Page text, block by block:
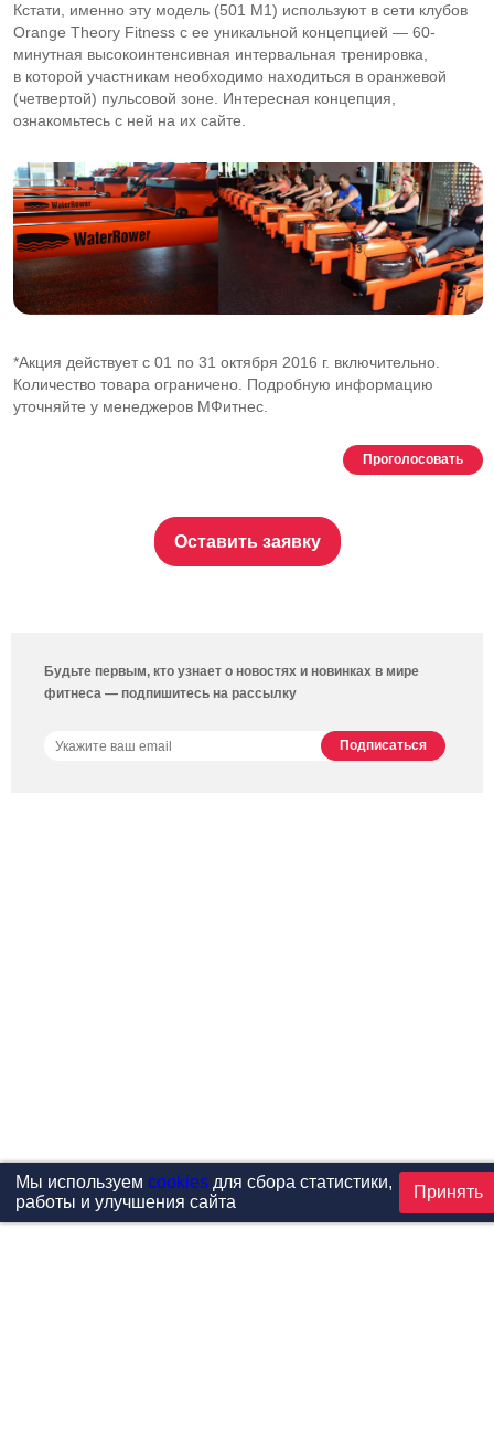
Кстати, именно эту модель (501 M1) используют в сети клубов
Orange Theory Fitness с ее уникальной концепцией — 60-
минутная высокоинтенсивная интервальная тренировка,
в которой участникам необходимо находиться в оранжевой
(четвертой) пульсовой зоне. Интересная концепция,
ознакомьтесь с ней на их сайте.
*Акция действует с 01 по 31 октября 2016 г. включительно.
Количество товара ограничено. Подробную информацию
уточняйте у менеджеров МФитнес.
Проголосовать
Оставить заявку
Будьте первым, кто узнает о новостях и новинках в мире
фитнеса — подпишитесь на рассылку
Мы используем cookiesдля сбора статистики,
работы и улучшения сайта
Принять